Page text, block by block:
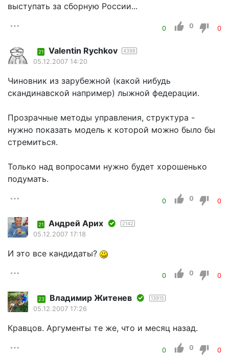
выступать за сборную России...
0 0 0
21 Valentin Rychkov 4398
05.12.2007 14:20
Чиновник из зарубежной (какой нибудь
скандинавской например) лыжной федерации.
Прозрачные методы управления, структура -
нужно показать модель к которой можно было бы
стремиться.
Только над вопросами нужно будет хорошенько
подумать.
0 0 0
21 Андрей Арих 2142
05.12.2007 17:18
И это все кандидаты?
0 0 0
23 Владимир Житенев 13915
05.12.2007 17:26
Кравцов. Аргументы те же, что и месяц назад.
0 0 0